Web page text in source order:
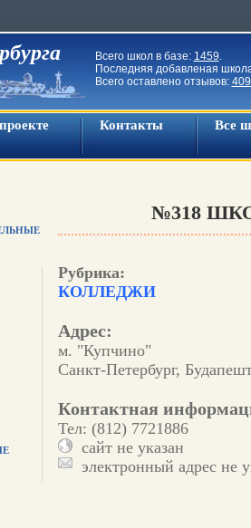
Всего школ в базе: 1459.
Последняя добавленая
Всего оставлено отзывов:
Контакты Все
№318
Рубрика:
КОЛЛЕДЖИ
Адрес:
м. "Купчино"
Санкт-Петербург,
Контактная
Тел: (812) 7721886
сайт не указан
электронный адрес не